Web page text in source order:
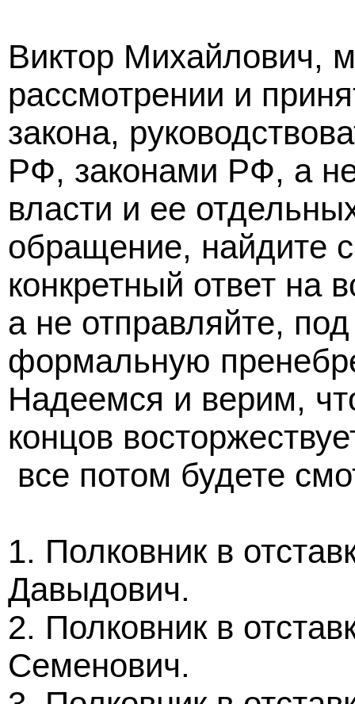
Виктор Михайлович,
рассмотрении и
закона,
РФ, законами РФ, а
власти и ее
обращение, найдите
конкретный ответ на
а не отправляйте,
формальную
Надеемся и верим,
концов
все потом будете
1. Полковник в
2. Полковник в
Семенович.